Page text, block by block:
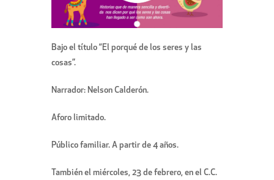
Bajo el título “El porqué de los seres y las
cosas”.
Narrador: Nelson Calderón.
Aforo limitado.
Público familiar. A partir de 4 años.
También el miércoles, 23 de febrero, en el C.C.